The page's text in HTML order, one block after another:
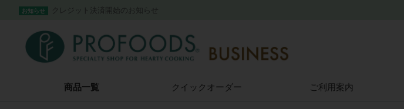
お知らせ クレジット決済開始のお知らせ
商品一覧 クイック オーダー ご利用案内